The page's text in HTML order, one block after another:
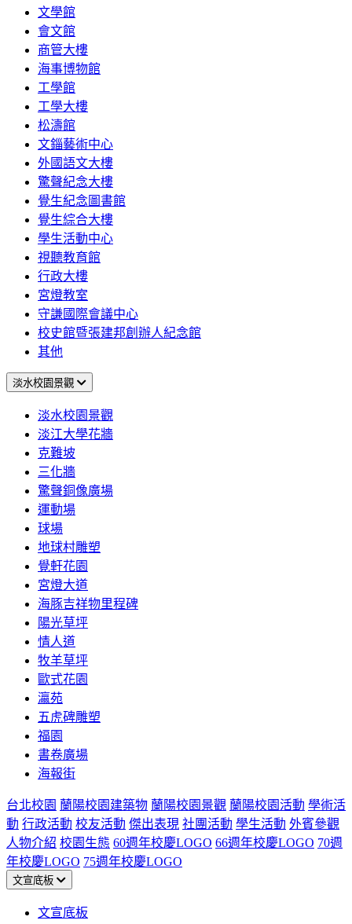
文學館
會文館
商管大樓
海事博物館
工學館
工學大樓
松濤館
文錙藝術中心
外國語文大樓
驚聲紀念大樓
覺生紀念圖書館
覺生綜合大樓
學生活動中心
視聽教育館
行政大樓
宮燈教室
守謙國際會議中心
校史館暨張建邦創辦人紀念館
其他
淡水校園景觀
淡水校園景觀
淡江大學花牆
克難坡
三化牆
驚聲銅像廣場
運動場
球場
地球村雕塑
覺軒花園
宮燈大道
海豚吉祥物里程碑
陽光草坪
情人道
牧羊草坪
歐式花園
瀛苑
五虎碑雕塑
福園
書卷廣場
海報街
台北校園 蘭陽校園建築物 蘭陽校園景觀 蘭陽校園活動 學術活
動 行政活動 校友活動 傑出表現 社團活動 學生活動 外賓參觀
人物介紹 校園生態 60週年校慶LOGO 66週年校慶LOGO 70週
年校慶LOGO 75週年校慶LOGO
文宣底板
文宣底板